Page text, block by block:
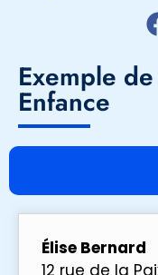
Exemple
Enfance
Élise Bernard
12 rue de la